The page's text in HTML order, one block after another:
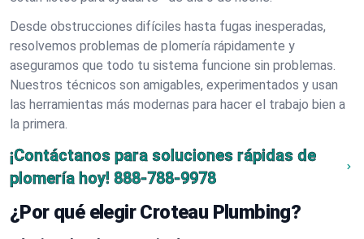
Desde obstrucciones difíciles hasta fugas inesperadas,
resolvemos problemas de plomería rápidamente y
aseguramos que todo tu sistema funcione sin problemas.
Nuestros técnicos son amigables, experimentados y usan
las herramientas más modernas para hacer el trabajo bien a
la primera.
¡Contáctanos para soluciones rápidas de
plomería hoy! 888-788-9978
¿Por qué elegir Croteau Plumbing?